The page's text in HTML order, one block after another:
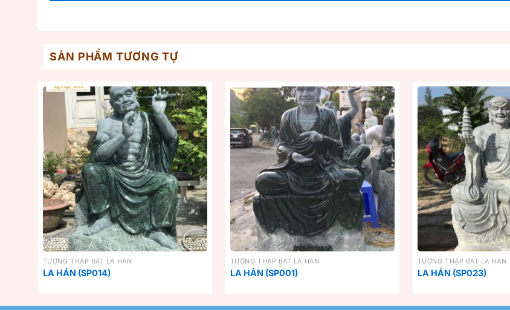
SẢN PHẨM TƯƠNG TỰ
TƯỢNG THẬP BÁT LA HÁN
LA HÁN (SP014)
TƯỢNG THẬP BÁT LA HÁN
LA HÁN (SP001)
TƯỢNG THẬP BÁT LA HÁN
LA HÁN (SP023)